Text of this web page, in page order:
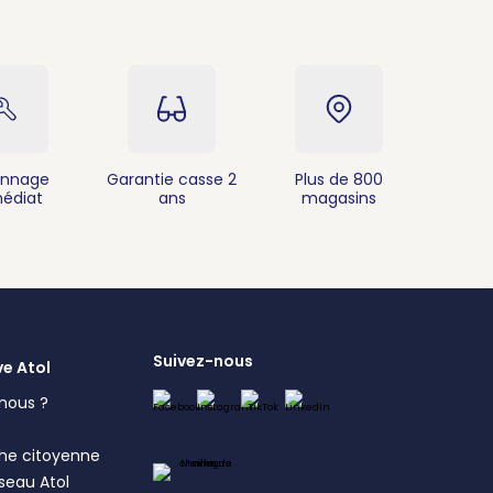
Garantie casse 2
ans
Plus de 800
magasins
Atol
?
citoyenne
Atol
Suivez-nous